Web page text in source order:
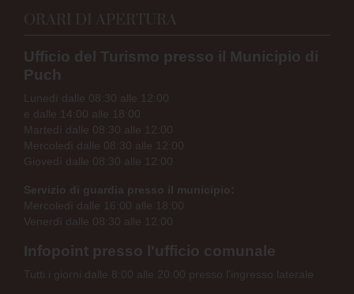
ORARI DI APERTURA
Ufficio del Turismo presso il Municipio di
Puch
Lunedì dalle 08:30 alle 12:00
e dalle 14:00 alle 18:00
Martedì dalle 08:30 alle 12:00
Mercoledì dalle 08:30 alle 12:00
Giovedì dalle 08:30 alle 12:00
Servizio di guardia presso il municipio:
Mercoledì dalle 16:00 alle 18:00
Venerdì dalle 08:30 alle 12:00
Infopoint presso l'ufficio comunale
Tutti i giorni dalle 8:00 alle 20:00 presso l'ingresso laterale